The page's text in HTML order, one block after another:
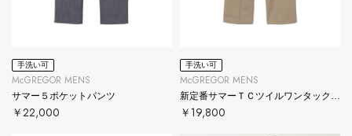
手洗い可
McGREGOR MENS
サマー５ポケットパンツ
￥22,000
手洗い可
McGREGOR MENS
新定番サマーＴＣツイルワンタックパンツ
￥19,800